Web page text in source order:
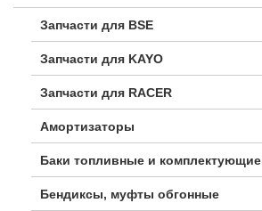
Запчасти для BSE
Запчасти для KAYO
Запчасти для RACER
Амортизаторы
Баки топливные и комплектующие
Бендиксы, муфты обгонные